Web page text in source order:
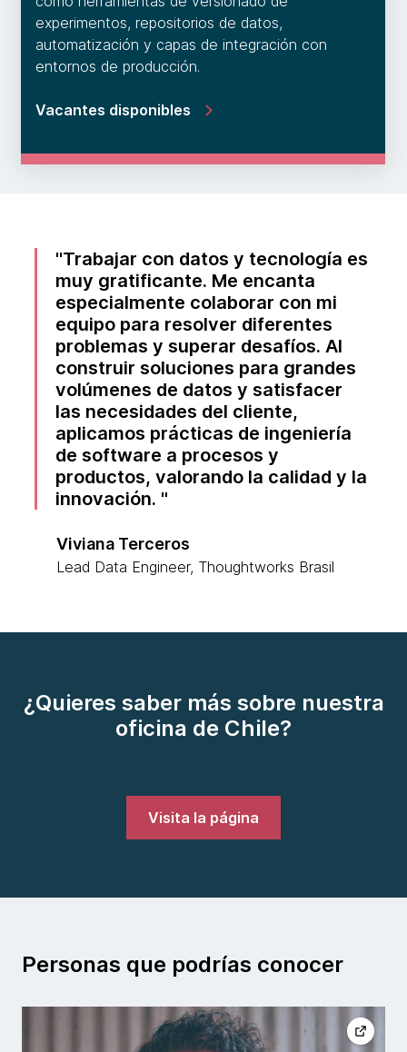
experimentos, repositorios de datos,
automatización y capas de integración con
entornos de producción.
Vacantes disponibles
Trabajar con datos y tecnología es
muy gratificante. Me encanta
especialmente colaborar con mi
equipo para resolver diferentes
problemas y superar desafíos. Al
construir soluciones para grandes
volúmenes de datos y satisfacer
las necesidades del cliente,
aplicamos prácticas de ingeniería
de software a procesos y
productos, valorando la calidad y la
innovación.
Viviana Terceros
Lead Data Engineer, Thoughtworks Brasil
¿Quieres saber más sobre nuestra
oficina de Chile?
Visita la página
Personas que podrías conocer